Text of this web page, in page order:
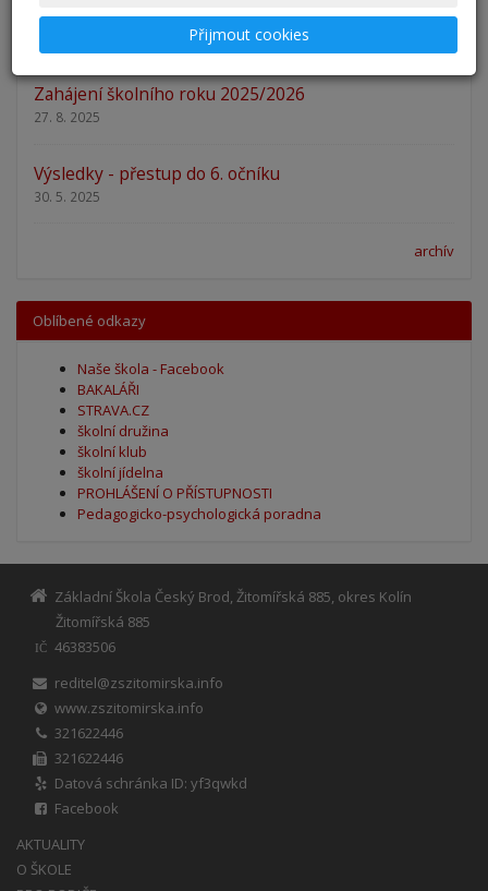
Adaptační kurzy
Zahájení školního roku 2025/2026
27. 8. 2025
Výsledky - přestup do 6. očníku
30. 5. 2025
archív
Oblíbené odkazy
Naše škola - Facebook
BAKALÁŘI
STRAVA.CZ
školní družina
školní klub
školní jídelna
PROHLÁŠENÍ O PŘÍSTUPNOSTI
Pedagogicko-psychologická poradna
Základní Škola Český Brod, Žitomířská 885, okres Kolín
Žitomířská 885
IČ
46383506
reditel@zszitomirska.info
www.zszitomirska.info
321622446
321622446
Datová schránka ID: yf3qwkd
Facebook
AKTUALITY
O ŠKOLE
Přijmout cookies